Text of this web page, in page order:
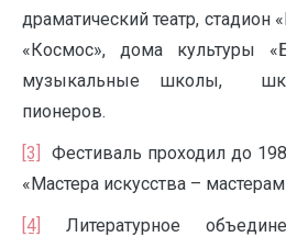
драматический театр, стадион
«Космос», дома культуры
музыкальные школы,
пионеров.
[3]
Фестиваль проходил до
«Мастера искусства –
[4]
Литературное